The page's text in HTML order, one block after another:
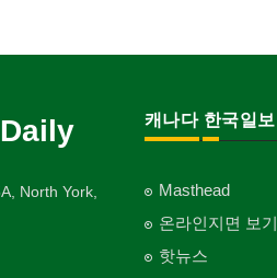
North York,
캐나다 한국일보
Masthead
온라인지면 보기
핫뉴스